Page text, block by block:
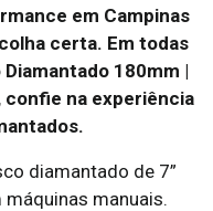
em Campinas
certa. Em todas
180mm |
confie na experiência
diamantado de 7”
manuais.